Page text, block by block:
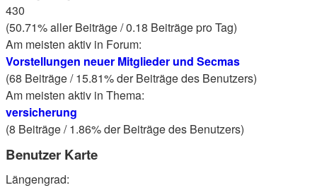
430
(50.71% aller Beiträge / 0.18 Beiträge pro Tag)
Am meisten aktiv in Forum:
Vorstellungen neuer Mitglieder und Secmas
(68 Beiträge / 15.81% der Beiträge des Benutzers)
Am meisten aktiv in Thema:
versicherung
(8 Beiträge / 1.86% der Beiträge des Benutzers)
Benutzer Karte
Längengrad: